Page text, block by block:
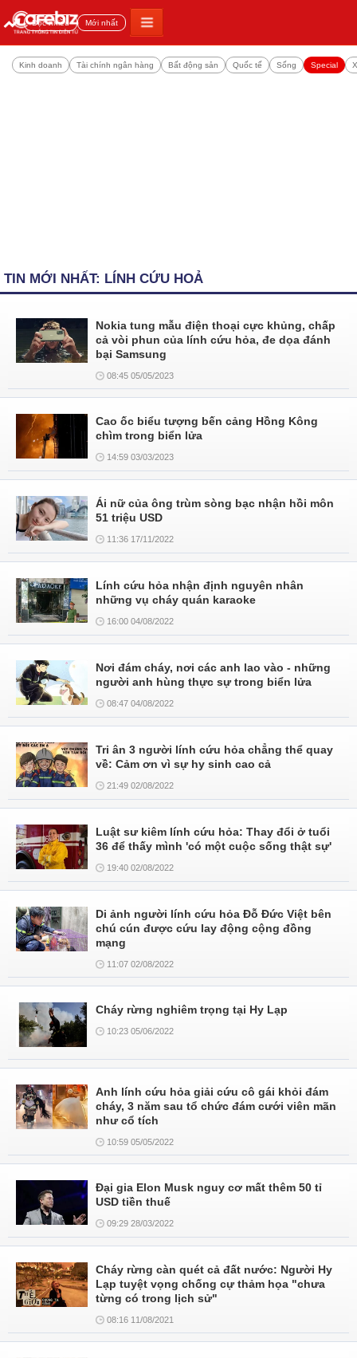
Đọc nhiều Mới nhất
Kinh doanh Tài chính ngân hàng Bất động sản Quốc tế Sống Special
TIN MỚI NHẤT: LÍNH CỨU HOẢ
Nokia tung mẫu điện thoại cực khủng, chấp
cả vòi phun của lính cứu hỏa, đe dọa đánh
bại Samsung
08:45 05/05/2023
Cao ốc biểu tượng bến cảng Hồng Kông
chìm trong biển lửa
14:59 03/03/2023
Ái nữ của ông trùm sòng bạc nhận hồi môn
51 triệu USD
11:36 17/11/2022
Lính cứu hỏa nhận định nguyên nhân
những vụ cháy quán karaoke
16:00 04/08/2022
Nơi đám cháy, nơi các anh lao vào - những
người anh hùng thực sự trong biển lửa
08:47 04/08/2022
Tri ân 3 người lính cứu hỏa chẳng thể quay
về: Cảm ơn vì sự hy sinh cao cả
21:49 02/08/2022
Luật sư kiêm lính cứu hỏa: Thay đổi ở tuổi
36 để thấy mình 'có một cuộc sống thật sự'
19:40 02/08/2022
Di ảnh người lính cứu hỏa Đỗ Đức Việt bên
chú cún được cứu lay động cộng đồng
mạng
11:07 02/08/2022
Cháy rừng nghiêm trọng tại Hy Lạp
10:23 05/06/2022
Anh lính cứu hỏa giải cứu cô gái khỏi đám
cháy, 3 năm sau tổ chức đám cưới viên mãn
như cổ tích
10:59 05/05/2022
Đại gia Elon Musk nguy cơ mất thêm 50 tỉ
USD tiền thuế
09:29 28/03/2022
Cháy rừng càn quét cả đất nước: Người Hy
Lạp tuyệt vọng chống cự thảm họa "chưa
từng có trong lịch sử"
08:16 11/08/2021